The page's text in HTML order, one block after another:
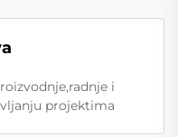
i
projektima